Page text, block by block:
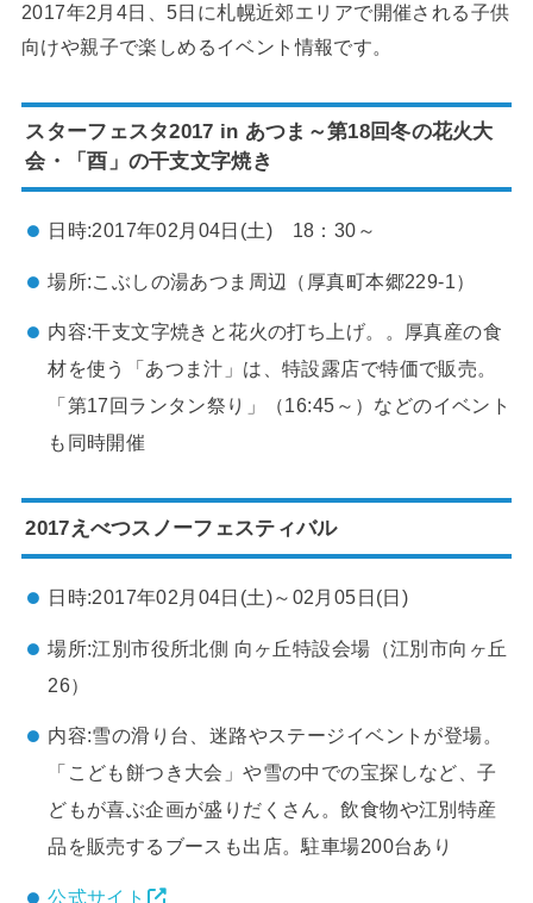
2017年2月4日、5日に札幌近郊エリアで開催される子供
向けや親子で楽しめるイベント情報です。
スターフェスタ2017 in あつま～第18回冬の花火大
会・「酉」の干支文字焼き
日時:2017年02月04日(土) 18：30～
場所:こぶしの湯あつま周辺（厚真町本郷229-1）
内容:干支文字焼きと花火の打ち上げ。。厚真産の食
材を使う「あつま汁」は、特設露店で特価で販売。
「第17回ランタン祭り」（16:45～）などのイベント
も同時開催
2017えべつスノーフェスティバル
日時:2017年02月04日(土)～02月05日(日)
場所:江別市役所北側 向ヶ丘特設会場（江別市向ヶ丘
26）
内容:雪の滑り台、迷路やステージイベントが登場。
「こども餅つき大会」や雪の中での宝探しなど、子
どもが喜ぶ企画が盛りだくさん。飲食物や江別特産
品を販売するブースも出店。駐車場200台あり
公式サイト